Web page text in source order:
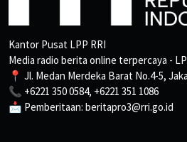
Kantor Pusat LPP RRI
Media radio berita online terpercaya -
📍 Jl. Medan Merdeka Barat No.4-5,
📞 +6221 350 0584, +6221 351 1086
📩 Pemberitaan: beritapro3@rri.go.id